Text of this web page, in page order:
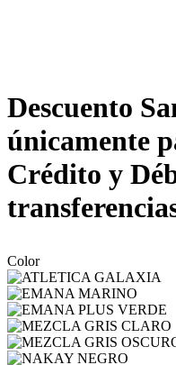
Descuento
únicamente
Crédito y
Color